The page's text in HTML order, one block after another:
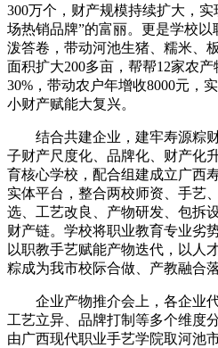
300万个，财产规模持续扩大，
场热销品牌”的富丽。更是学校
泼答卷，带动河池生猪、糯米、
面积扩大200多亩，帮帮12家农
30%，带动农户年增收8000元，
小财产赋能大复兴。
结合共建企业，建牢寿源粽财
子财产尺度化、品牌化、财产化
育核心学校，配合组建成立广西
实体平台，整合两校师资、手艺
选、工艺改良、产物研发、包拆
财产链。学校将职业教育专业劣
以职教手艺赋能产物迭代，以人
粽成为我市校际合做、产教融合
企业产物推介会上，各企业代
工艺立异、品牌打制等多个维度
由广西现代职业手艺学院取河池